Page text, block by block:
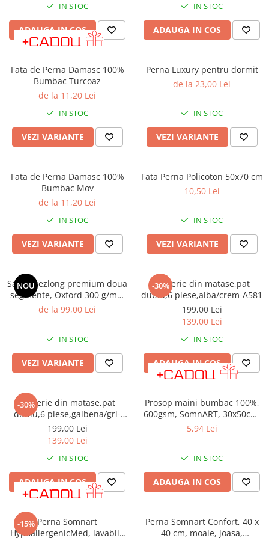
IN STOC
ADAUGA IN COS
IN STOC
ADAUGA IN COS
Fata de Perna Damasc 100%
Bumbac Turcoaz
de la 11,20 Lei
IN STOC
VEZI VARIANTE
Perna Luxury pentru dormit
de la 23,00 Lei
IN STOC
VEZI VARIANTE
Fata de Perna Damasc 100%
Bumbac Mov
de la 11,20 Lei
IN STOC
VEZI VARIANTE
Fata Perna Policoton 50x70 cm
10,50 Lei
IN STOC
VEZI VARIANTE
NOU
Saltea sezlong premium doua
segmente, Oxford 300 g/mp,
rosu cu textura discreta, cu
de la 99,00 Lei
IN STOC
VEZI VARIANTE
-30%
Lenjerie din matase,pat
dublu,6 piese,alba/crem-A581
199,00 Lei
139,00 Lei
IN STOC
ADAUGA IN COS
-30%
Lenjerie din matase,pat
dublu,6 piese,galbena/gri-
A583
199,00 Lei
139,00 Lei
IN STOC
ADAUGA IN COS
Prosop maini bumbac 100%,
600gsm, SomnART, 30x50cm,
alb
5,94 Lei
IN STOC
ADAUGA IN COS
-15% Perna Somnart
HypoallergenicMed, lavabila
Perna Somnart Confort, 40 x
40 cm, moale, joasa,